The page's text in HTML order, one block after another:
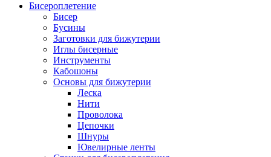
Бисероплетение
Бисер
Бусины
Заготовки для бижутерии
Иглы бисерные
Инструменты
Кабошоны
Основы для бижутерии
Леска
Нити
Проволока
Цепочки
Шнуры
Ювелирные ленты